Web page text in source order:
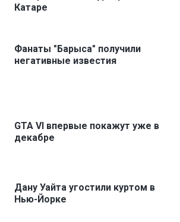
Катаре
Фанаты "Барыса" получили
негативные известия
GTA VI впервые покажут уже в
декабре
Дану Уайта угостили куртом в
Нью-Йорке